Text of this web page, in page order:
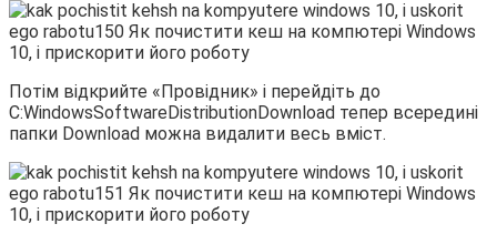
Потім відкрийте «Провідник» і перейдіть до
C:WindowsSoftwareDistributionDownload тепер всередині
папки Download можна видалити весь вміст.